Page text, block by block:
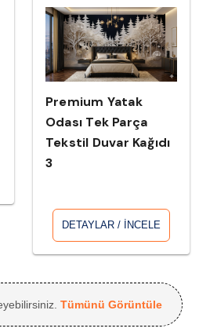
Premium Yatak
Odası Tek Parça
Tekstil Duvar Kağıdı
3
DETAYLAR / İNCELE
Tümünü Görüntüle